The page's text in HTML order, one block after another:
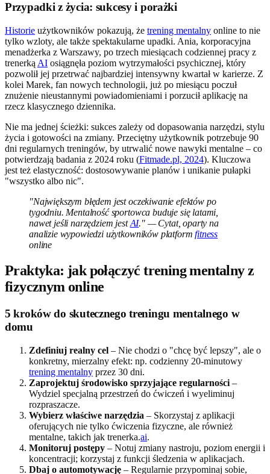
Przypadki z życia: sukcesy i porażki
Historie użytkowników pokazują, że trening mentalny online to nie
tylko wzloty, ale także spektakularne upadki. Ania, korporacyjna
menadżerka z Warszawy, po trzech miesiącach codziennej pracy z
trenerką AI osiągnęła poziom wytrzymałości psychicznej, który
pozwolił jej przetrwać najbardziej intensywny kwartał w karierze. Z
kolei Marek, fan nowych technologii, już po miesiącu poczuł
znużenie nieustannymi powiadomieniami i porzucił aplikację na
rzecz klasycznego dziennika.
Nie ma jednej ścieżki: sukces zależy od dopasowania narzędzi, stylu
życia i gotowości na zmiany. Przeciętny użytkownik potrzebuje 90
dni regularnych treningów, by utrwalić nowe nawyki mentalne – co
potwierdzają badania z 2024 roku (Fitmade.pl, 2024). Kluczowa
jest też elastyczność: dostosowywanie planów i unikanie pułapki
"wszystko albo nic".
"Największym błędem jest oczekiwanie efektów po
tygodniu. Mentalność sportowca buduje się latami,
nawet jeśli narzędziem jestAI." — Cytat, oparty na
analizie wypowiedzi użytkowników platformfitness
online
Praktyka: jak połączyć trening mentalny z
fizycznym online
5 kroków do skutecznego treningu mentalnego w
domu
Zdefiniuj realny cel – Nie chodzi o "chcę być lepszy", ale o
konkretny, mierzalny efekt: np. codzienny 20-minutowy
trening mentalny przez 30 dni.
Zaprojektuj środowisko sprzyjające regularności –
Wydziel specjalną przestrzeń do ćwiczeń i wyeliminuj
rozpraszacze.
Wybierz właściwe narzędzia – Skorzystaj z aplikacji
oferujących nie tylko ćwiczenia fizyczne, ale również
mentalne, takich jak trenerka.ai.
Monitoruj postępy – Notuj zmiany nastroju, poziom energii i
koncentracji; korzystaj z funkcji śledzenia w aplikacjach.
Dbaj o automotywację – Regularnie przypominaj sobie,